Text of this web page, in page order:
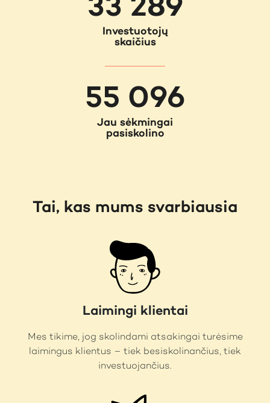
33 289
Investuotojų
skaičius
55 096
Jau sėkmingai
pasiskolino
Tai, kas mums svarbiausia
Laimingi klientai
Mes tikime, jog skolindami atsakingai turėsime
laimingus klientus – tiek besiskolinančius, tiek
investuojančius.